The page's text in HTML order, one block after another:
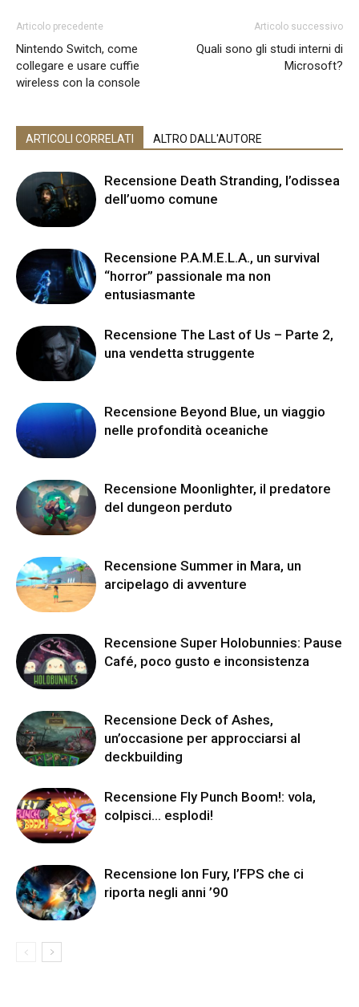
Articolo precedente
Nintendo Switch, come
collegare e usare cuffie
wireless con la console
Articolo successivo
Quali sono gli studi interni di
Microsoft?
ARTICOLI CORRELATI ALTRO DALL'AUTORE
Recensione Death Stranding, l’odissea
dell’uomo comune
Recensione P.A.M.E.L.A., un survival
“horror” passionale ma non
entusiasmante
Recensione The Last of Us – Parte 2,
una vendetta struggente
Recensione Beyond Blue, un viaggio
nelle profondità oceaniche
Recensione Moonlighter, il predatore
del dungeon perduto
Recensione Summer in Mara, un
arcipelago di avventure
Recensione Super Holobunnies: Pause
Café, poco gusto e inconsistenza
Recensione Deck of Ashes,
un’occasione per approcciarsi al
deckbuilding
Recensione Fly Punch Boom!: vola,
colpisci… esplodi!
Recensione Ion Fury, l’FPS che ci
riporta negli anni ’90